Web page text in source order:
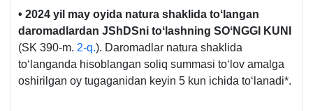
• 2024 yil may oyida natura shaklida toʻlangan
daromadlardan JShDSni toʻlashning SOʻNGGI KUNI
(SK 390-m. 2-q.). Daromadlar natura shaklida
toʻlanganda hisoblangan soliq summasi toʻlov amalga
oshirilgan oy tugaganidan keyin 5 kun ichida toʻlanadi*.